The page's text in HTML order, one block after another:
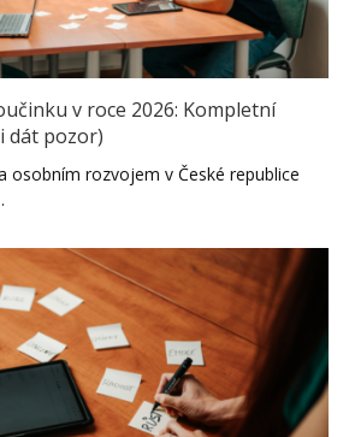
v roce 2026: Kompletní
dát pozor)
osobním rozvojem v České republice